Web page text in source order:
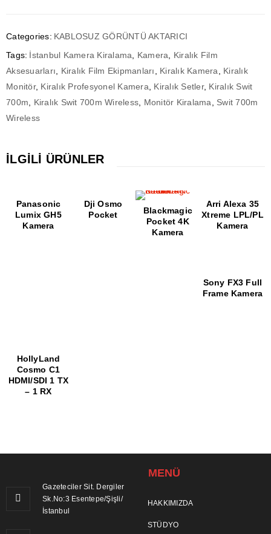
Categories: KABLOSUZ GÖRÜNTÜ AKTARICI
Tags: İstanbul Kamera Kiralama Kamera
Kiralık Film
Aksesuarları
Kiralık Film Ekipmanları Kiralık Kamera
Kiralık
Monitör, Kiralık Profesyonel Kamera Kiralık Setler, Kiralık Swit
700m
Kiralık Swit 700m Wireless Monitör Kiralama
Swit 700m
Wireless
İLGILI ÜRÜNLER
Panasonic
Lumix GH5
Kamera
Dji Osmo
Pocket
Blackmagic
Pocket 4K
Kamera
Arri Alexa 35
Xtreme LPL/PL
Kamera
Sony FX3 Full
Frame Kamera
HollyLand
Cosmo C1
HDMI/SDI 1 TX
– 1 RX
Gazeteciler Sit. Dergiler
Sk.No:3 Esentepe/Şişli/
İstanbul
MENÜ
HAKKIMIZDA
STÜDYO